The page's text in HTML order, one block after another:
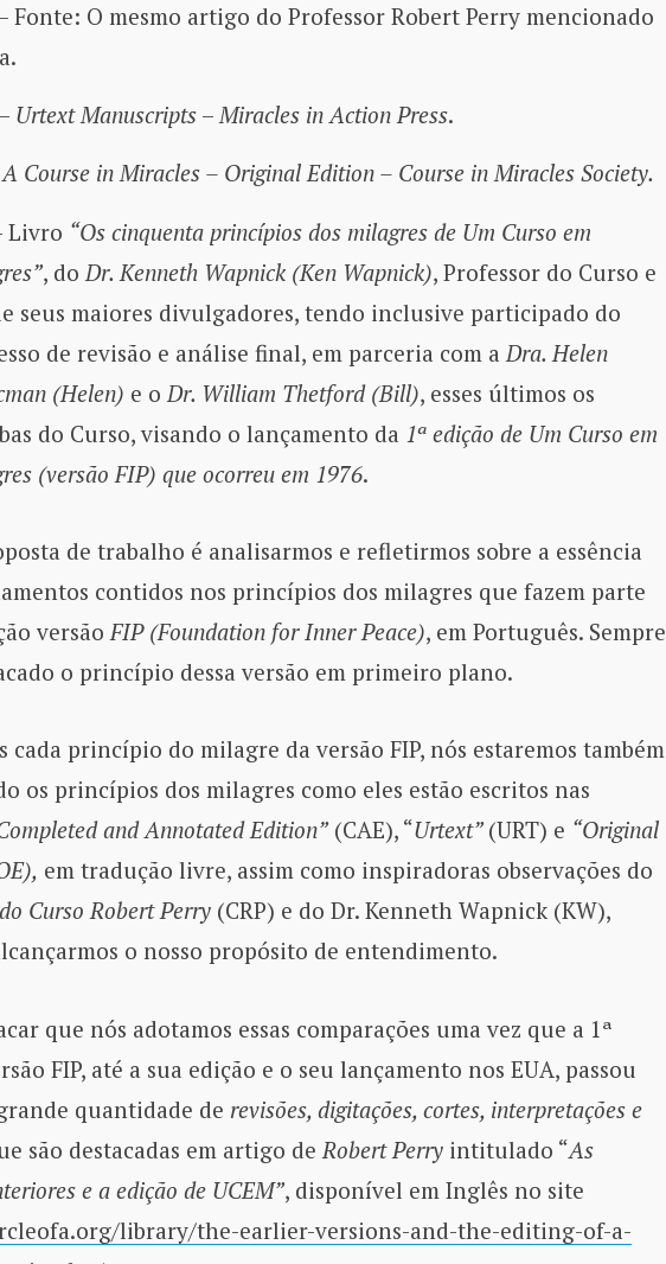
Fonte: O mesmo artigo do Professor Robert Perry mencionado
Urtext Manuscripts–Miracles in Action Press.
A Course in Miracles – Original Edition – Course in Miracles Society.
Livro “Os cinquenta princípios dos milagres de Um Curso em
, do Dr. Kenneth Wapnick (Ken Wapnick), Professor do Curso e
seus maiores divulgadores, tendo inclusive participado do
de revisão e análise final, em parceria com a Dra. Helen
(Helen) e o Dr. William Thetford (Bill), esses últimos os
do Curso, visando o lançamento da 1ª edição de Um Curso em
(versão FIP) que ocorreu em 1976.
de trabalho é analisarmos e refletirmos sobre a essência
contidos nos princípios dos milagres que fazem parte
versãoFIP (Foundation for Inner Peace), em Português. Sempre
o princípio dessa versão em primeiro plano.
cada princípio do milagre da versão FIP, nós estaremos também
os princípios dos milagres como eles estão escritos nas
and Annotated Edition”(CAE), “Urtext” (URT) e “Original
em tradução livre, assim como inspiradoras observações do
Curso Robert Perry(CRP) e do Dr. Kenneth Wapnick (KW),
o nosso propósito de entendimento.
que nós adotamos essas comparações uma vez que a 1ª
FIP, até a sua edição e o seu lançamento nos EUA, passou
quantidade de revisões, digitações, cortes, interpretações e
são destacadas em artigo de Robert Perryintitulado “As
e a edição de UCEM”, disponível em Inglês no site
library/the-earlier-versions-and-the-editing-of-a-